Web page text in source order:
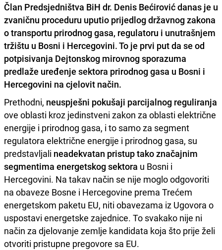
Član Predsjedništva BiH dr. Denis Bećirović danas je u
zvaničnu proceduru uputio prijedlog državnog zakona
o transportu prirodnog gasa, regulatoru i unutrašnjem
tržištu u Bosni i Hercegovini. To je prvi put da se od
potpisivanja Dejtonskog mirovnog sporazuma
predlaže uređenje sektora prirodnog gasa u Bosni i
Hercegovini na cjelovit način.
Prethodni, neuspješni pokušaji parcijalnog reguliranja
ove oblasti kroz jedinstveni zakon za oblasti električne
energije i prirodnog gasa, i to samo za segment
regulatora električne energije i prirodnog gasa, su
predstavljali neadekvatan pristup tako značajnim
segmentima energetskog sektora u Bosni i
Hercegovini. Na takav način se nije moglo odgovoriti
na obaveze Bosne i Hercegovine prema Trećem
energetskom paketu EU, niti obavezama iz Ugovora o
uspostavi energetske zajednice. To svakako nije ni
način za djelovanje zemlje kandidata koja što prije želi
otvoriti pristupne pregovore sa EU.